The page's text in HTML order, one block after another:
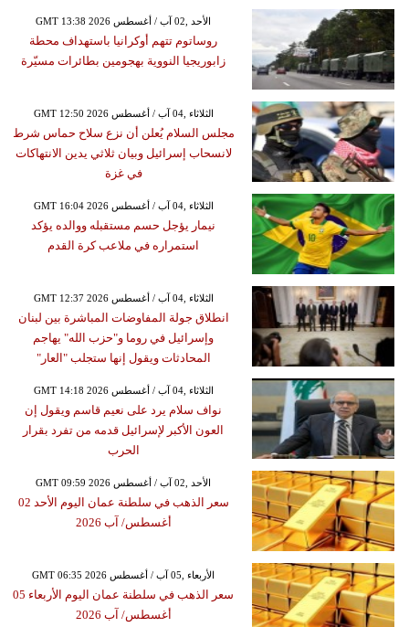
GMT 13:38 2026 الأحد ,02 آب / أغسطس
روساتوم تتهم أوكرانيا باستهداف محطة
زابوريجيا النووية بهجومين بطائرات مسيّرة
GMT 12:50 2026 الثلاثاء ,04 آب / أغسطس
مجلس السلام يُعلن أن نزع سلاح حماس شرط
لانسحاب إسرائيل وبيان ثلاثي يدين الانتهاكات
في غزة
GMT 16:04 2026 الثلاثاء ,04 آب / أغسطس
نيمار يؤجل حسم مستقبله ووالده يؤكد
استمراره في ملاعب كرة القدم
GMT 12:37 2026 الثلاثاء ,04 آب / أغسطس
انطلاق جولة المفاوضات المباشرة بين لبنان
وإسرائيل في روما و"حزب الله" يهاجم
المحادثات ويقول إنها ستجلب "العار"
GMT 14:18 2026 الثلاثاء ,04 آب / أغسطس
نواف سلام يرد على نعيم قاسم ويقول إن
العون الأكبر لإسرائيل قدمه من تفرد بقرار
الحرب
GMT 09:59 2026 الأحد ,02 آب / أغسطس
سعر الذهب في سلطنة عمان اليوم الأحد 02
أغسطس/ آب 2026
GMT 06:35 2026 الأربعاء ,05 آب / أغسطس
سعر الذهب في سلطنة عمان اليوم الأربعاء 05
أغسطس/ آب 2026